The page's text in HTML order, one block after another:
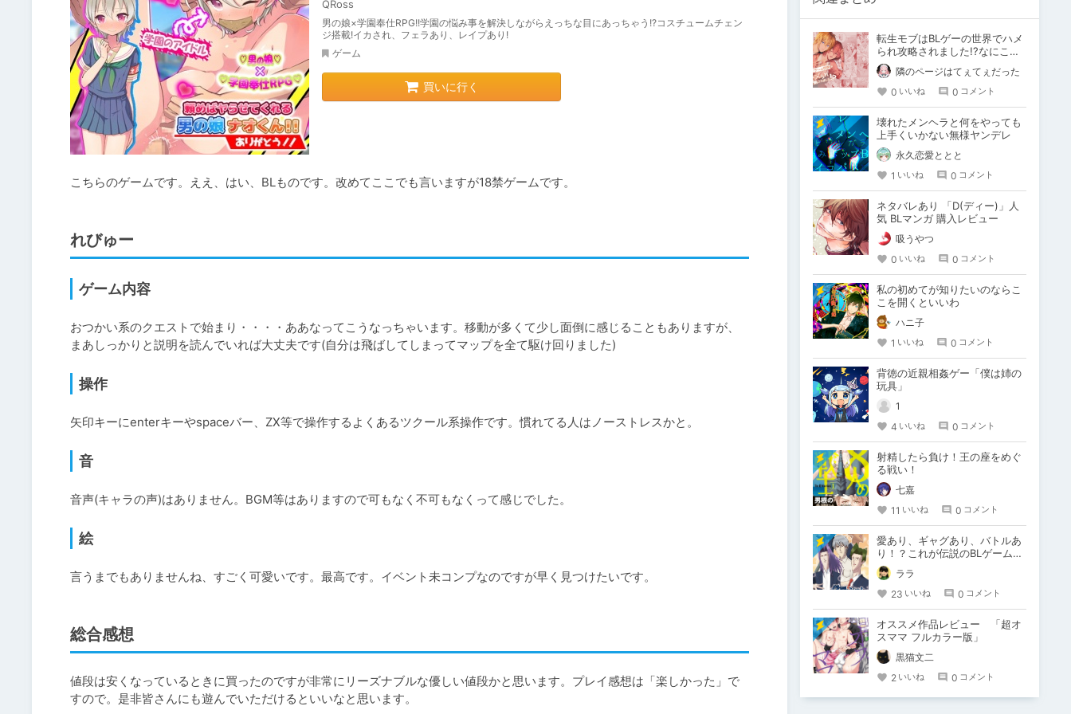
QRoss
男の娘×学園奉仕RPG!!学園の悩み事を解決しながらえっちな目にあっちゃう!?コスチュームチェン
ジ搭載!イカされ、フェラあり、レイプあり!
ゲーム
買いに行く
こちらのゲームです。ええ、はい、BLものです。改めてここでも言いますが18禁ゲームです。
れびゅー
ゲーム内容
おつかい系のクエストで始まり・・・・ああなってこうなっちゃいます。移動が多くて少し面倒に感じることもありますが、
まあしっかりと説明を読んでいれば大丈夫です(自分は飛ばしてしまってマップを全て駆け回りました)
操作
矢印キーにenterキーやspaceバー、ZX等で操作するよくあるツクール系操作です。慣れてる人はノーストレスかと。
音
音声(キャラの声)はありません。BGM等はありますので可もなく不可もなくって感じでした。
絵
言うまでもありませんね、すごく可愛いです。最高です。イベント未コンプなのですが早く見つけたいです。
総合感想
値段は安くなっているときに買ったのですが非常にリーズナブルな優しい値段かと思います。プレイ感想は「楽しかった」で
すので。是非皆さんにも遊んでいただけるといいなと思います。
転生モブはBLゲーの世界でハメ
られ攻略されました!?なにこの
タイトル?!
隣のページはてぇてぇだった
0 いいね 0 コメント
壊れたメンヘラと何をやっても
上手くいかない無様ヤンデレ
永久恋愛ととと
1 いいね 0 コメント
ネタバレあり 「D(ディー)」人
気 BLマンガ 購入レビュー
吸うやつ
0 いいね 0 コメント
私の初めてが知りたいのならこ
こを開くといいわ
ハニ子
1 いいね 0 コメント
背徳の近親相姦ゲー「僕は姉の
玩具」
1
4 いいね 0 コメント
射精したら負け！王の座をめぐ
る戦い！
七嘉
11 いいね 0 コメント
愛あり、ギャグあり、バトルあ
り！？これが伝説のBLゲーム
『学園ハンサム』だ！！
ララ
23 いいね 0 コメント
オススメ作品レビュー 「超オ
スママ フルカラー版」
黒猫文二
2 いいね 0 コメント